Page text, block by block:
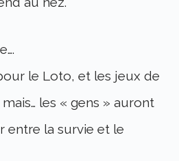
le Loto, et les jeux de
mais… les « gens » auront
entre la survie et le